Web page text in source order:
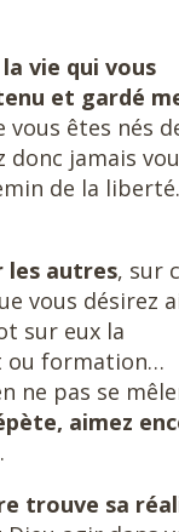
vie qui vous
et gardé
vous êtes nés
donc jamais
de la liberté.
les autres, sur
vous désirez
sur eux la
ou formation…
ne pas se
aimez
trouve sa